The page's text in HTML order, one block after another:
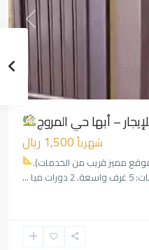
– أبها حي المروج
شهرياً
مميز قريب من الخدمات).
ميا
...